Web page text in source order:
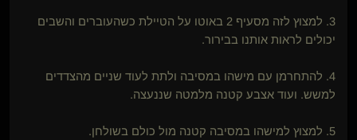
3. למצוץ לזה מסעיף 2 באוטו על הטיילת כשהעוברים והשבים
יכולים לראות אותנו בבירור.
4. להתחרמן עם מישהו במסיבה ולתת לעוד שניים מהצדדים
למשש. ועוד אצבע קטנה מלמטה שננעצה.
5. למצוץ למישהו במסיבה קטנה מול כולם בשולחן.